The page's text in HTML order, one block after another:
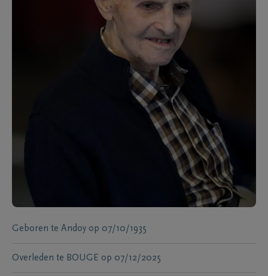
Geboren te Andoy op 07/10/1935
Overleden te BOUGE op 07/12/2025